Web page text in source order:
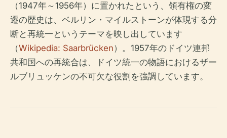
（1947年～1956年）に置かれたという、領有権の変
遷の歴史は、ベルリン・マイルストーンが体現する分
断と再統一というテーマを映し出しています
（Wikipedia: Saarbrücken）。1957年のドイツ連邦
共和国への再統合は、ドイツ統一の物語におけるザー
ルブリュッケンの不可欠な役割を強調しています。